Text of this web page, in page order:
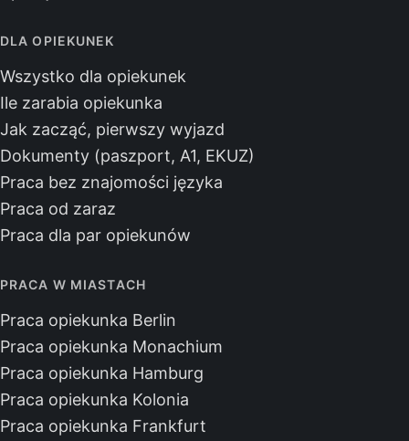
DLA OPIEKUNEK
Wszystko dla opiekunek
Ile zarabia opiekunka
Jak zacząć, pierwszy wyjazd
Dokumenty (paszport, A1, EKUZ)
Praca bez znajomości języka
Praca od zaraz
Praca dla par opiekunów
PRACA W MIASTACH
Praca opiekunka Berlin
Praca opiekunka Monachium
Praca opiekunka Hamburg
Praca opiekunka Kolonia
Praca opiekunka Frankfurt